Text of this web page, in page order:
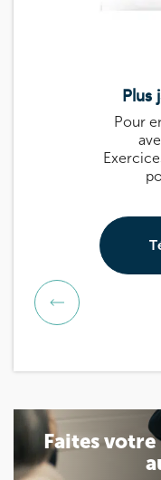
Plus
Pour
Faites